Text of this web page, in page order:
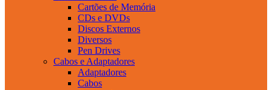
Cartões de Memória
CDs e DVDs
Discos Externos
Diversos
Pen Drives
Cabos e Adaptadores
Adaptadores
Cabos